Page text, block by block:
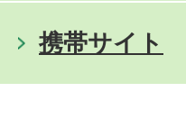
携帯サイト